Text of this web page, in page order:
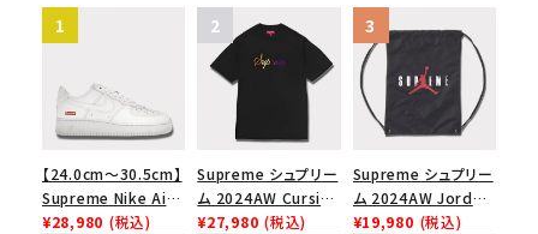
【24.0cm～30.5cm】
Supreme Nike Air
Force 1 Low シュプ
¥28,980 (税込)
Supreme シュプリー
ム 2024AW Cursive
S/S Top カーシブシ
¥27,980 (税込)
Supreme シュプリー
ム 2024AW Jordan
Drawstring Bag ジ
¥19,980 (税込)